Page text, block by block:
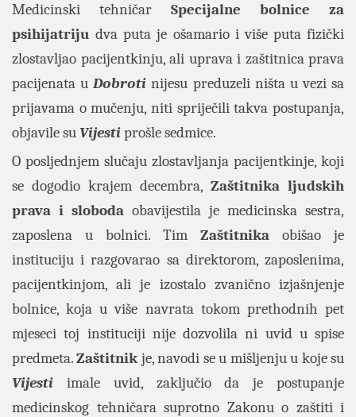
Medicinski tehničar Specijalne bolnice za
psihijatriju dva puta je ošamario i više puta fizički
zlostavljao pacijentkinju, ali uprava i zaštitnica prava
pacijenata uDobroti nijesu preduzeli ništa u vezi sa
prijavama o mučenju, niti spriječili takva postupanja,
objavile su Vijestiprošle sedmice.
O posljednjem slučaju zlostavljanja pacijentkinje, koji
se dogodio krajem decembra, Zaštitnika ljudskih
prava i sloboda obavijestila je medicinska sestra,
zaposlena u bolnici. Tim Zaštitnika obišao je
instituciju i razgovarao sa direktorom, zaposlenima,
pacijentkinjom, ali je izostalo zvanično izjašnjenje
bolnice, koja u više navrata tokom prethodnih pet
mjeseci toj instituciji nije dozvolila ni uvid u spise
predmeta.Zaštitnikje, navodi se u mišljenju u koje su
Vijesti imale uvid, zaključio da je postupanje
medicinskog tehničara suprotno Zakonu o zaštiti i